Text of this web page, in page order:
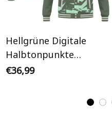
Hellgrüne Digitale
Halbtonpunkte
Streetwear Cyberpunk
€36,99